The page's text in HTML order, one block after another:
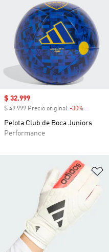
Precio de venta
$ 32.999
$ 49.999 Precio original -30%
Pelota Club de Boca Juniors
Performance